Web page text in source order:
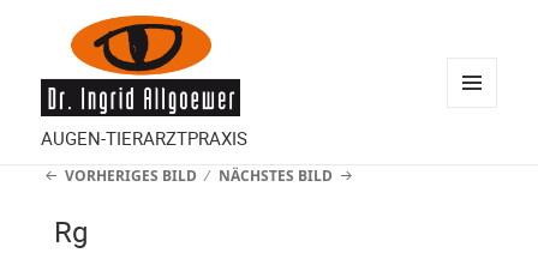
AUGEN-TIERARZTPRAXIS
VORHERIGES BILD NÄCHSTES BILD
Rg